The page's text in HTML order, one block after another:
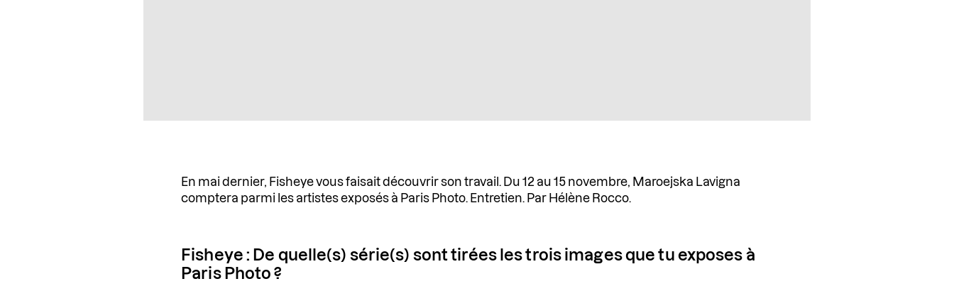
En mai dernier, Fisheye vous faisait découvrir son travail. Du 12 au 15 novembre, Maroejska Lavigna
comptera parmi les artistes exposés à Paris Photo. Entretien. Par Hélène Rocco.
Fisheye : De quelle(s) série(s) sont tirées les trois images que tu exposes à
Paris Photo ?